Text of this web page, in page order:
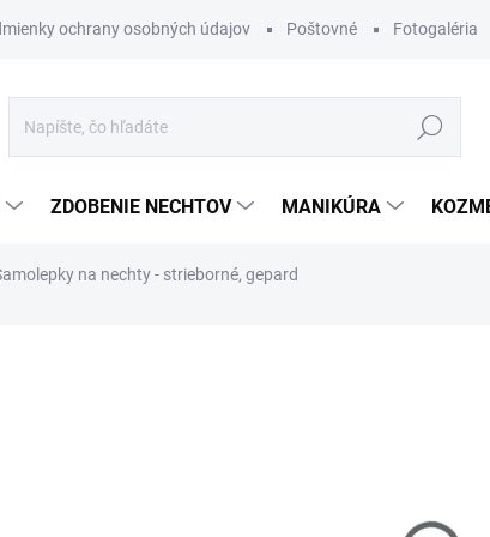
ochrany osobných údajov Poštovné Fotogaléria
Hľadať
ZDOBENIE NECHTOV MANIKÚRA
na nechty - strieborné, gepard